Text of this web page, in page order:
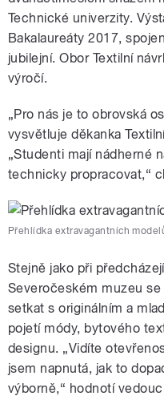
Technické univerzity.
Bakalaureáty 2017,
jubilejní. Obor Textilní
výročí.
„Pro nás je to obrovská
vysvětluje děkanka
„Studenti mají nádherné
technicky propracovat,“
Přehlídka extravagantních
Stejně jako při
Severočeském muzeu
setkat s originálním a
pojetí módy, bytového
designu. „Vidíte
jsem napnutá, jak to
výborně,“ hodnotí